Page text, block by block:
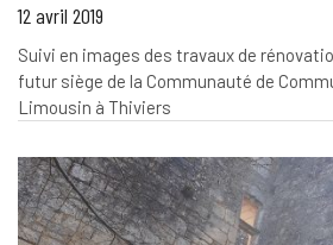
12 avril 2019
Suivi en images des travaux de
futur siège de la Communauté de
Limousin à Thiviers